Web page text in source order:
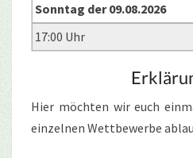
Sonntag der 09.08.2026
17:00 Uhr
Hier möchten wir euch
einzelnen Wettbewerbe